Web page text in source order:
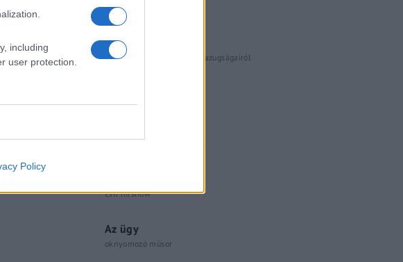
including
user protection.
Policy
Görbe tükör a baloldalról
Számok és tények
elemző műsor a baloldal hazugságairól
talk-show
Hópelyhek olvadása
Esti hírshow
Az ügy
oknyomozó műsor